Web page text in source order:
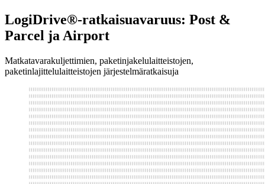
LogiDrive®-ratkaisuavaruus: Post &
Parcel ja Airport
Matkatavarakuljettimien, paketinjakelulaitteistojen,
paketinlajittelulaitteistojen järjestelmäratkaisuja